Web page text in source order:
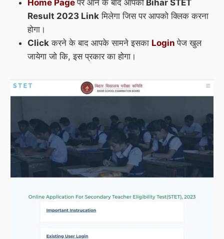
Home Page पर आने के बाद आपकोBihar STET
Result 2023 Linkमिलेगा जिस पर आपको क्लिक करना
होगा।
Clickकरने के बाद आपके सामने इसका Loginपेज खुल
जायेगा जो कि, इस प्रकार का होगा।